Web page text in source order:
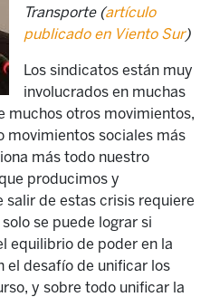
Transporte (artículo
publicado en Viento Sur)
Los sindicatos están muy
involucrados en muchas
muchos otros movimientos,
sociales más
más todo nuestro
producimos y
salir de estas crisis requiere
se puede lograr si
equilibrio de poder en la
el desafío de unificar los
y sobre todo unificar la